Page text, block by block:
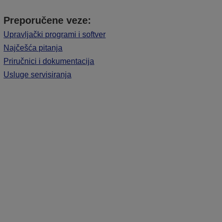
Preporučene veze:
Upravljački programi i softver
Najčešća pitanja
Priručnici i dokumentacija
Usluge servisiranja